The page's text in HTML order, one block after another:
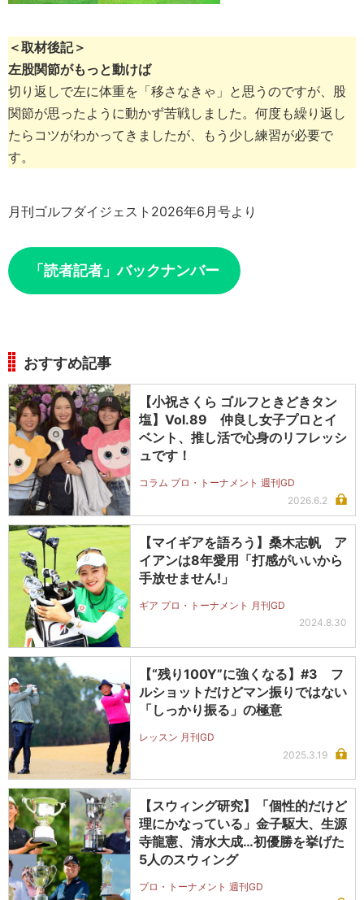
＜取材後記＞
左股関節がもっと動けば
切り返しで左に体重を「移さなきゃ」と思うのですが、股
関節が思ったように動かず苦戦しました。何度も繰り返し
たらコツがわかってきましたが、もう少し練習が必要で
す。
月刊ゴルフダイジェスト2026年6月号より
「読者記者」バックナンバー
おすすめ記事
【小祝さくら ゴルフときどきタン
塩】Vol.89 仲良し女子プロとイ
ベント、推し活で心身のリフレッシ
ュです！
コラム プロ・トーナメント 週刊GD
2026.6.2
【マイギアを語ろう】桑木志帆 ア
イアンは8年愛用「打感がいいから
手放せません!」
ギア プロ・トーナメント 月刊GD
2024.8.30
【“残り100Y”に強くなる】#3 フ
ルショットだけどマン振りではない
「しっかり振る」の極意
レッスン 月刊GD
2025.3.19
【スウィング研究】「個性的だけど
理にかなっている」金子駆大、生源
寺龍憲、清水大成…初優勝を挙げた
5人のスウィング
プロ・トーナメント 週刊GD